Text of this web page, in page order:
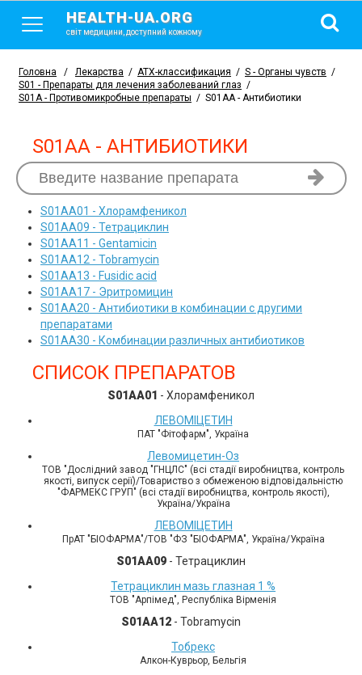
HEALTH-UA.ORG
світ медицини, доступний кожному
Головна / Лекарства / АТХ-классификация / S - Органы чувств /
S01 - Препараты для лечения заболеваний глаз /
S01A - Противомикробные препараты / S01AA - Антибиотики
S01AA - АНТИБИОТИКИ
S01AA01 - Хлорамфеникол
S01AA09 - Тетрациклин
S01AA11 - Gentamicin
S01AA12 - Tobramycin
S01AA13 - Fusidic acid
S01AA17 - Эритромицин
S01AA20 - Антибиотики в комбинации с другими
препаратами
S01AA30 - Комбинации различных антибиотиков
СПИСОК ПРЕПАРАТОВ
S01AA01 - Хлорамфеникол
ЛЕВОМІЦЕТИН
ПАТ "Фітофарм", Україна
Левомицетин-Оз
ТОВ "Дослідний завод "ГНЦЛС" (всі стадії виробництва, контроль
якості, випуск серії)/Товариство з обмеженою відповідальністю
"ФАРМЕКС ГРУП" (всі стадії виробництва, контроль якості),
Україна/Україна
ЛЕВОМІЦЕТИН
ПрАТ "БІОФАРМА"/ТОВ "ФЗ "БІОФАРМА", Україна/Україна
S01AA09 - Тетрациклин
Тетрациклин мазь глазная 1 %
ТОВ "Арпімед", Республіка Вірменія
S01AA12 - Tobramycin
Тобрекс
Алкон-Куврьор, Бельгія